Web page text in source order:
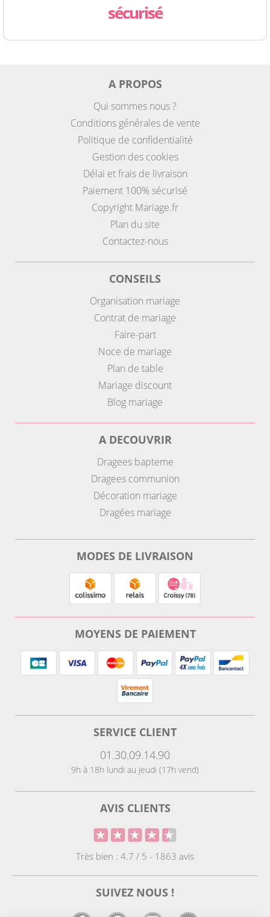
sécurisé
A PROPOS
Qui sommes nous ?
Conditions générales de vente
Politique de confidentialité
Gestion des cookies
Délai et frais de livraison
Paiement 100% sécurisé
Copyright Mariage.fr
Plan du site
Contactez-nous
CONSEILS
Organisation mariage
Contrat de mariage
Faire-part
Noce de mariage
Plan de table
Mariage discount
Blog mariage
A DECOUVRIR
Dragees bapteme
Dragees communion
Décoration mariage
Dragées mariage
MODES DE LIVRAISON
MOYENS DE PAIEMENT
SERVICE CLIENT
01.30.09.14.90
9h à 18h lundi au jeudi (17h vend)
AVIS CLIENTS
Très bien : 4.7 / 5 - 1863 avis
SUIVEZ NOUS !